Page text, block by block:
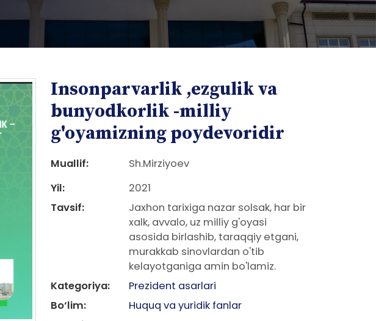
Insonparvarlik ,ezgulik va
bunyodkorlik -milliy
g'oyamizning poydevoridir
Muallif:
Sh.Mirziyoev
Yil:
2021
Tavsif:
Jaxhon tarixiga nazar solsak, har bir
xalk, avvalo, uz milliy g'oyasi
asosida birlashib, taraqqiy etgani,
murakkab sinovlardan o'tib
kelayotganiga amin bo'lamiz.
Kategoriya:
Prezident asarlari
Bo‘lim:
Huquq va yuridik fanlar